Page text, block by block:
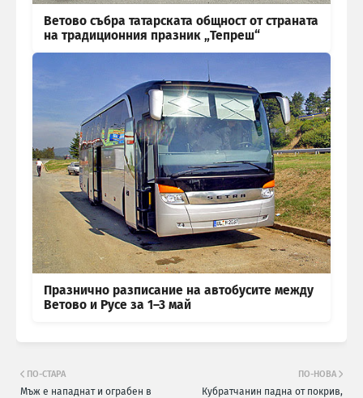
Ветово събра татарската общност от страната
на традиционния празник „Тепреш“
Празнично разписание на автобусите между
Ветово и Русе за 1–3 май
ПО-НОВА
Кубратчанин падна от покрив,
ПО-СТАРА
Мъж е нападнат и ограбен в